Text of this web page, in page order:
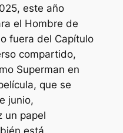
este año
el Hombre de
fuera del Capítulo
compartido,
Superman en
que se
junio,
un papel